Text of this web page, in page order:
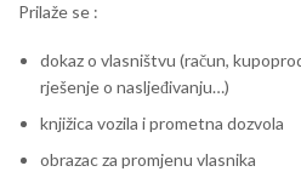
Prilaže se :
dokaz o vlasništvu (račun,
rješenje o nasljeđivanju…)
knjižica vozila i prometna dozvola
obrazac za promjenu vlasnika